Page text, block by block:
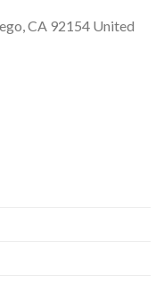
CA 92154 United